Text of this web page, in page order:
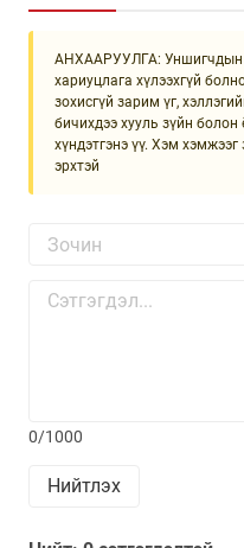
АНХААРУУЛГА: Уншигчдын
хариуцлага хүлээхгүй
зохисгүй зарим үг,
бичихдээ хууль зүйн
хүндэтгэнэ үү. Хэм
эрхтэй
0/1000
Нийтлэх